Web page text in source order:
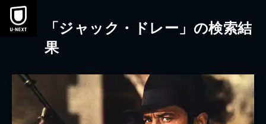
本文へスキップ
「ジャック・ドレー」の検索結
果